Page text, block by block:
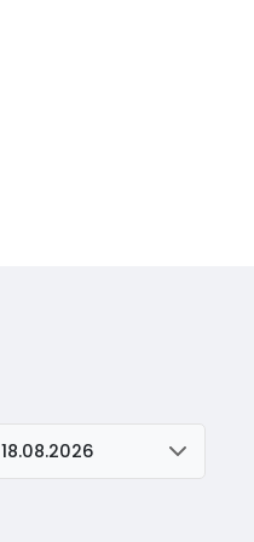
18.08.2026